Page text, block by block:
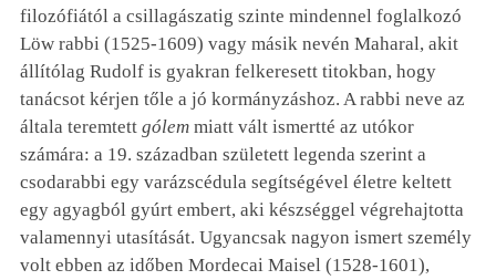
filozófiától a csillagászatig szinte mindennel foglalkozó
Löw rabbi (1525-1609) vagy másik nevén Maharal, akit
állítólag Rudolf is gyakran felkeresett titokban, hogy
tanácsot kérjen tőle a jó kormányzáshoz. A rabbi neve az
általa teremtett gólem miatt vált ismertté az utókor
számára: a 19. században született legenda szerint a
csodarabbi egy varázscédula segítségével életre keltett
egy agyagból gyúrt embert, aki készséggel végrehajtotta
valamennyi utasítását. Ugyancsak nagyon ismert személy
volt ebben az időben Mordecai Maisel (1528-1601),